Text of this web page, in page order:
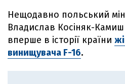
Нещодавно польський
Владислав Косіняк-
вперше в історії країни
винищувача F-16.